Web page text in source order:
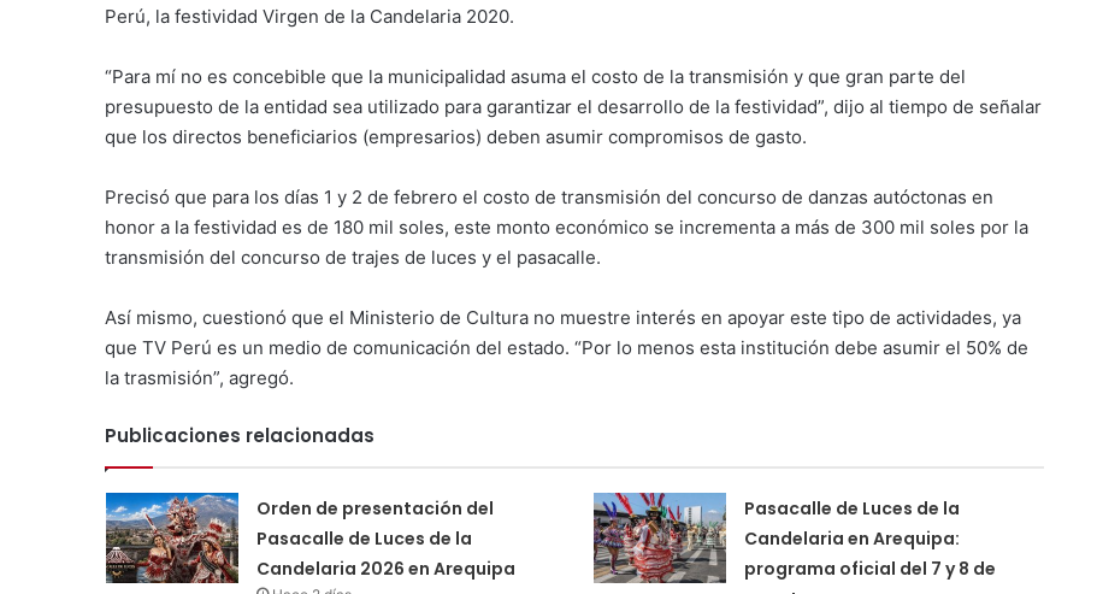
Perú, la festividad Virgen de la Candelaria 2020.
“Para mí no es concebible que la municipalidad asuma el costo de la transmisión y que gran parte del
presupuesto de la entidad sea utilizado para garantizar el desarrollo de la festividad”, dijo al tiempo de señalar
que los directos beneficiarios (empresarios) deben asumir compromisos de gasto.
Precisó que para los días 1 y 2 de febrero el costo de transmisión del concurso de danzas autóctonas en
honor a la festividad es de 180 mil soles, este monto económico se incrementa a más de 300 mil soles por la
transmisión del concurso de trajes de luces y el pasacalle.
Así mismo, cuestionó que el Ministerio de Cultura no muestre interés en apoyar este tipo de actividades, ya
que TV Perú es un medio de comunicación del estado. “Por lo menos esta institución debe asumir el 50% de
la trasmisión”, agregó.
Publicaciones relacionadas
Orden de presentación del
Pasacalle de Luces de la
Candelaria 2026 en Arequipa
Pasacalle de Luces de la
Candelaria en Arequipa:
programa oficial del 7 y 8 de